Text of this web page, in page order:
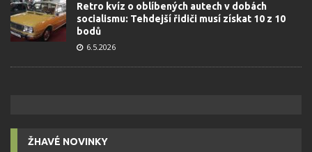
Retro kvíz o oblíbených autech v dobách
socialismu: Tehdejší řidiči musí získat 10 z 10
bodů
6.5.2026
ŽHAVÉ NOVINKY